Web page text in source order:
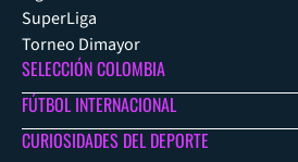
SuperLiga
Torneo Dimayor
SELECCIÓN COLOMBIA
FÚTBOL INTERNACIONAL
CURIOSIDADES DEL DEPORTE